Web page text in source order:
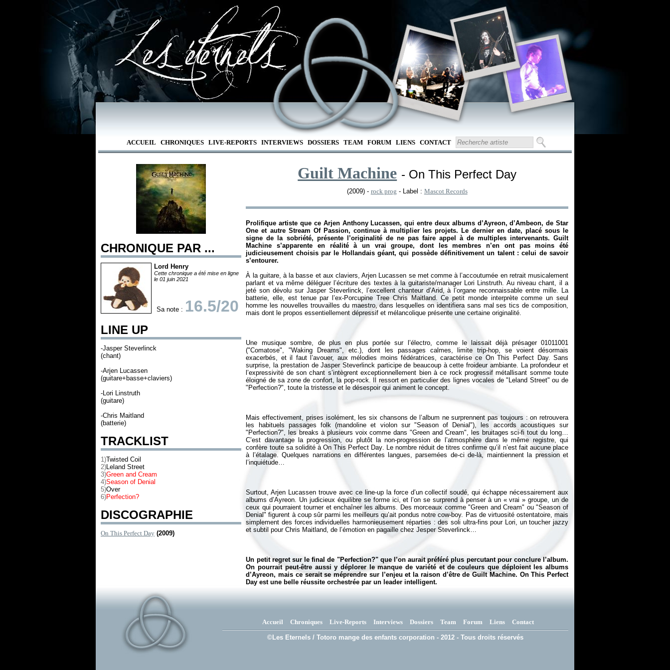
ACCUEIL CHRONIQUES LIVE-REPORTS INTERVIEWS DOSSIERS TEAM FORUM LIENS CONTACT
CHRONIQUE PAR ...
Lord Henry
Cette chronique a été mise en ligne
le 01 juin 2021
Sa note : 16.5/20
LINE UP
-Jasper Steverlinck
(chant)
-Arjen Lucassen
(guitare+basse+claviers)
-Lori Linstruth
(guitare)
-Chris Maitland
(batterie)
TRACKLIST
1)Twisted Coil
2)Leland Street
3)Green and Cream
4)Season of Denial
5)Over
6)Perfection?
DISCOGRAPHIE
On This Perfect Day (2009)
Guilt Machine - On This Perfect Day
(2009) - rock prog - Label : Mascot Records
Prolifique artiste que ce Arjen Anthony Lucassen, qui entre deux albums d’Ayreon, d’Ambeon, de Star
One et autre Stream Of Passion, continue à multiplier les projets. Le dernier en date, placé sous le
signe de la sobriété, présente l’originalité de ne pas faire appel à de multiples intervenants. Guilt
Machine s’apparente en réalité à un vrai groupe, dont les membres n’en ont pas moins été
judicieusement choisis par le Hollandais géant, qui possède définitivement un talent : celui de savoir
s’entourer.
À la guitare, à la basse et aux claviers, Arjen Lucassen se met comme à l’accoutumée en retrait musicalement
parlant et va même déléguer l’écriture des textes à la guitariste/manager Lori Linstruth. Au niveau chant, il a
jeté son dévolu sur Jasper Steverlinck, l’excellent chanteur d’Arid, à l’organe reconnaissable entre mille. La
batterie, elle, est tenue par l’ex-Porcupine Tree Chris Maitland. Ce petit monde interprète comme un seul
homme les nouvelles trouvailles du maestro, dans lesquelles on identifiera sans mal ses tics de composition,
Une musique sombre, de plus en plus portée sur l’électro, comme le laissait déjà présager 01011001
("Comatose", "Waking Dreams", etc.), dont les passages calmes, limite trip-hop, se voient désormais
exacerbés, et il faut l’avouer, aux mélodies moins fédératrices, caractérise ce On This Perfect Day. Sans
surprise, la prestation de Jasper Steverlinck participe de beaucoup à cette froideur ambiante. La profondeur et
l’expressivité de son chant s’intègrent exceptionnellement bien à ce rock progressif métallisant somme toute
éloigné de sa zone de confort, la pop-rock. Il ressort en particulier des lignes vocales de "Leland Street" ou de
Mais effectivement, prises isolément, les six chansons de l’album ne surprennent pas toujours : on retrouvera
les habituels passages folk (mandoline et violon sur "Season of Denial"), les accords acoustiques sur
"Perfection?", les breaks à plusieurs voix comme dans "Green and Cream", les bruitages sci-fi tout du long…
C’est davantage la progression, ou plutôt la non-progression de l’atmosphère dans le même registre, qui
confère toute sa solidité àOn This Perfect Day. Le nombre réduit de titres confirme qu’il n’est fait aucune place
à l’étalage. Quelques narrations en différentes langues, parsemées de-ci de-là, maintiennent la pression et
Surtout, Arjen Lucassen trouve avec ce line-up la force d’un collectif soudé, qui échappe nécessairement aux
albums d’Ayreon. Un judicieux équilibre se forme ici, et l’on se surprend à penser à un « vrai » groupe, un de
ceux qui pourraient tourner et enchaîner les albums. Des morceaux comme "Green and Cream" ou "Season of
Denial" figurent à coup sûr parmi les meilleurs qu’ait pondus notre cow-boy. Pas de virtuosité ostentatoire, mais
simplement des forces individuelles harmonieusement réparties : des soli ultra-fins pour Lori, un toucher jazzy
Un petit regret sur le final de "Perfection?" que l’on aurait préféré plus percutant pour conclure l’album.
On pourrait peut-être aussi y déplorer le manque de variété et de couleurs que déploient les albums
d’Ayreon, mais ce serait se méprendre sur l’enjeu et la raison d’être de Guilt Machine. On This Perfect
Day est une belle réussite orchestrée par un leader intelligent.
Accueil Chroniques Live-Reports Interviews Dossiers Team Forum Liens Contact
©Les Eternels / Totoro mange des enfants corporation - 2012 - Tous droits réservés